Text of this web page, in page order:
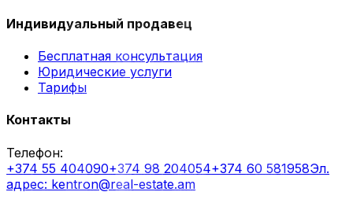
Индивидуальный продавец
Бесплатная консультация
Юридические услуги
Тарифы
Контакты
Телефон:
+374 55 404090+374 98 204054+374 60 581958Эл.
адрес: kentron@real-estate.am